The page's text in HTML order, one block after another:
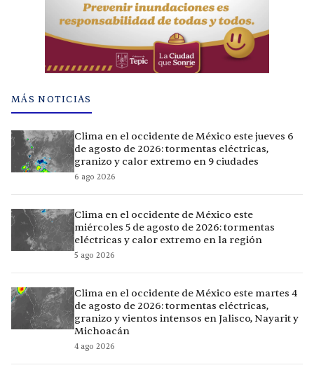
MÁS NOTICIAS
Clima en el occidente de México este jueves 6
de agosto de 2026: tormentas eléctricas,
granizo y calor extremo en 9 ciudades
6 ago 2026
Clima en el occidente de México este
miércoles 5 de agosto de 2026: tormentas
eléctricas y calor extremo en la región
5 ago 2026
Clima en el occidente de México este martes 4
de agosto de 2026: tormentas eléctricas,
granizo y vientos intensos en Jalisco, Nayarit y
Michoacán
4 ago 2026